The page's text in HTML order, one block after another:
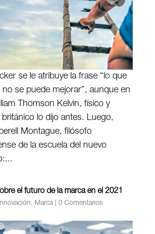
se le atribuye la frase “lo que
se puede mejorar”, aunque en
Thomson Kelvin, físico y
lo dijo antes. Luego,
Montague, filósofo
de la escuela del nuevo
el futuro de la marca en el 2021
Innovación, Marca| 0 Comentarios